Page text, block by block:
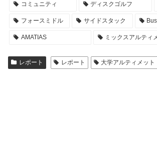
コミュニティ ディスクゴルフ
フォースミドル サイドスタック
AMATIAS ミックスアルティ
レポート レポート 大学アルティメット